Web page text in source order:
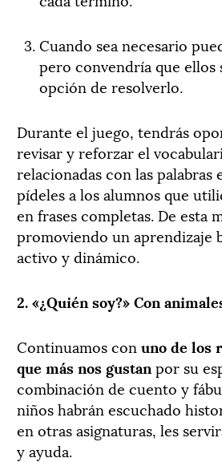
Cuando sea necesario
pero convendría que ellos
opción de resolverlo.
Durante el juego, tendrás
revisar y reforzar el
relacionadas con las palabras
pídeles a los alumnos que
en frases completas. De esta
promoviendo un aprendizaje
activo y dinámico.
2. «¿Quién soy?» Con
Continuamos con uno de los
que más nos gustan por su
combinación de cuento y
niños habrán escuchado
en otras asignaturas, les
y ayuda.